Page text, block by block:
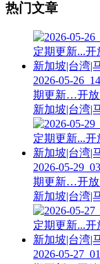
热门文章
2026-05-
期更新…开放
新加坡|台湾|
2026-05-
期更新…开放
新加坡|台湾|
2026-05-